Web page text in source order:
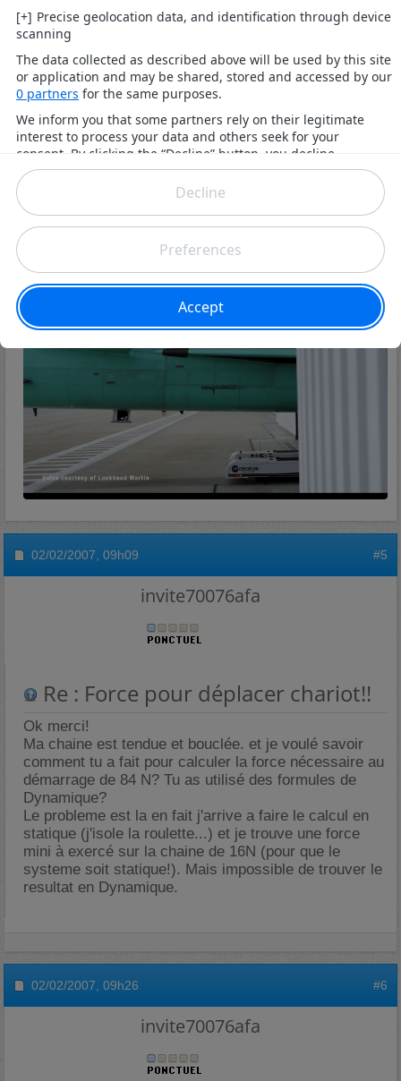
P.S : La force nécessaire pour faire rouler
est de 84N pendant la phase d'accélération et de
23,55N pendant la phase à vitesse constante. Le
temps d'accélération est de 0,83s et le temps de
décélération (chariot libre) est de 2,12s (temps mis
pour parcourir les 177mm cités plus haut).
A voir en vidéo sur Futura
02/02/2007, 09h09 #5
invite70076afa
Re : Force pour déplacer chariot!!
Ok merci!
Ma chaine est tendue et bouclée. et je voulé savoir
comment tu a fait pour calculer la force nécessaire au
démarrage de 84 N? Tu as utilisé des formules de
Dynamique?
Le probleme est la en fait j'arrive a faire le calcul en
statique (j'isole la roulette...) et je trouve une force
mini à exercé sur la chaine de 16N (pour que le
systeme soit statique!). Mais impossible de trouver le
resultat en Dynamique.
02/02/2007, 09h26 #6
invite70076afa